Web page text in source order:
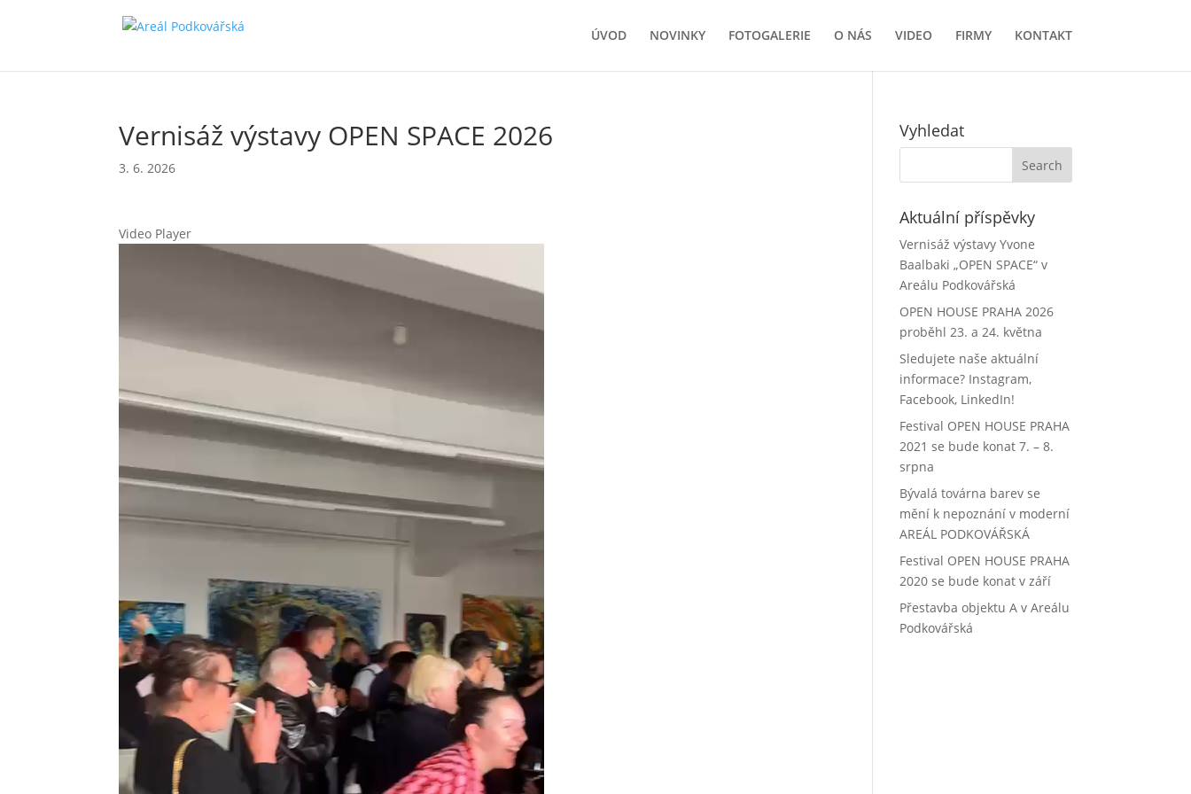
ÚVOD NOVINKY FOTOGALERIE O NÁS VIDEO FIRMY KONTAKT
Vernisáž výstavy OPEN SPACE 2026
3. 6. 2026
Video Player
Vyhledat
Aktuální příspěvky
Vernisáž výstavy Yvone
Baalbaki „OPEN SPACE“ v
Areálu Podkovářská
OPEN HOUSE PRAHA 2026
proběhl 23. a 24. května
Sledujete naše aktuální
informace? Instagram,
Facebook, LinkedIn!
Festival OPEN HOUSE PRAHA
2021 se bude konat 7. – 8.
srpna
Bývalá továrna barev se
mění k nepoznání v moderní
AREÁL PODKOVÁŘSKÁ
Festival OPEN HOUSE PRAHA
2020 se bude konat v září
Přestavba objektu A v Areálu
Podkovářská